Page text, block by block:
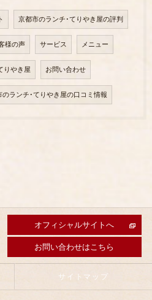
京都市のランチ･てりやき屋の評判
様の声 サービス メニュー
りやき屋 お問い合わせ
のランチ･てりやき屋の口コミ情報
オフィシャルサイトへ
お問い合わせはこちら
サイトマップ